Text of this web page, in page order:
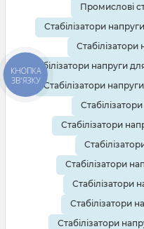
Промислові
Стабілізатори
Стабілізатори напруги
Стабілізатори
Стабілізатори
Стабілізатори
Стабілізатори
Стабілізатори
Стабілізатори
КНОПКА
ЗВ'ЯЗКУ